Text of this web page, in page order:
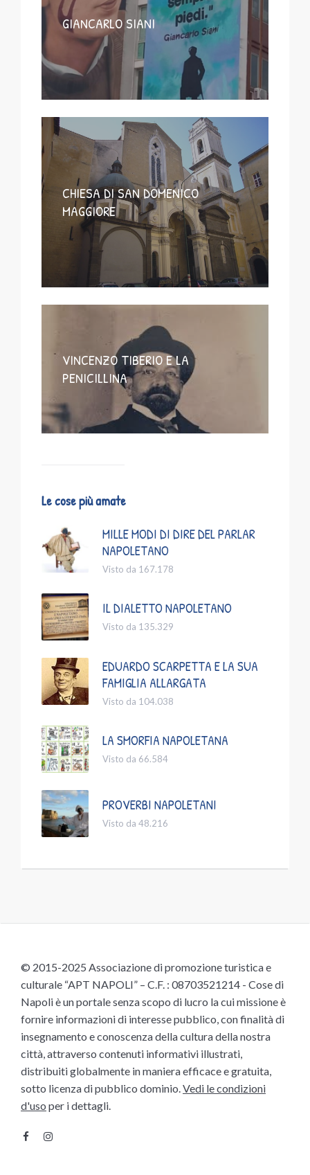
GIANCARLO SIANI
CHIESA DI SAN DOMENICO
MAGGIORE
VINCENZO TIBERIO E LA
PENICILLINA
Le cose più amate
MILLE MODI DI DIRE DEL PARLAR
NAPOLETANO
Visto da 167.178
IL DIALETTO NAPOLETANO
Visto da 135.329
EDUARDO SCARPETTA E LA SUA
FAMIGLIA ALLARGATA
Visto da 104.038
LA SMORFIA NAPOLETANA
Visto da 66.584
PROVERBI NAPOLETANI
Visto da 48.216
© 2015-2025 Associazione di promozione turistica e
culturale “APT NAPOLI” – C.F. : 08703521214 - Cose di
Napoli è un portale senza scopo di lucro la cui missione è
fornire informazioni di interesse pubblico, con finalità di
insegnamento e conoscenza della cultura della nostra
città, attraverso contenuti informativi illustrati,
distribuiti globalmente in maniera efficace e gratuita,
sotto licenza di pubblico dominio.Vedi le condizioni
d'uso per i dettagli.